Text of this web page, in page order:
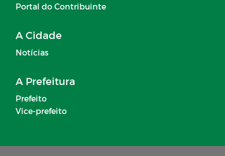
Portal do Contribuinte
A Cidade
Notícias
A Prefeitura
Prefeito
Vice-prefeito